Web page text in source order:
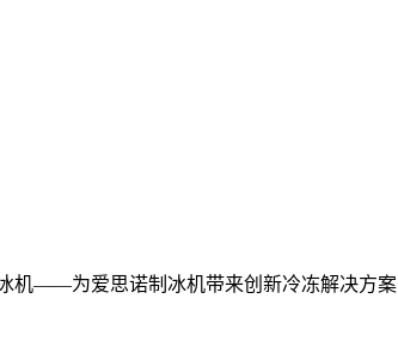
机——为爱思诺制冰机带来创新冷冻解决方案